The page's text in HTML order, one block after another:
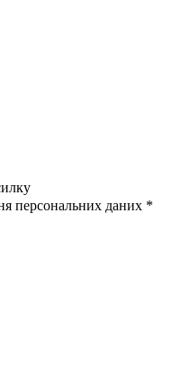
персональних даних *